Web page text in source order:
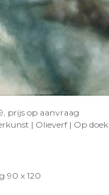
prijs op aanvraag
| Olieverf | Op doek
90 x 120